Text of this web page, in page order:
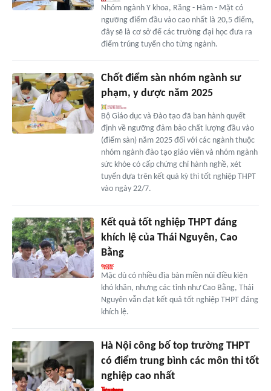
Nhóm ngành Y khoa, Răng - Hàm - Mặt có
ngưỡng điểm đầu vào cao nhất là 20,5 điểm,
đây sẽ là cơ sở để các trường đại học đưa ra
điểm trúng tuyển cho từng ngành.
Chốt điểm sàn nhóm ngành sư
phạm, y dược năm 2025
Bộ Giáo dục và Đào tạo đã ban hành quyết
định về ngưỡng đảm bảo chất lượng đầu vào
(điểm sàn) năm 2025 đối với các ngành thuộc
nhóm ngành đào tạo giáo viên và nhóm ngành
sức khỏe có cấp chứng chỉ hành nghề, xét
tuyển dựa trên kết quả kỳ thi tốt nghiệp THPT
vào ngày 22/7.
Kết quả tốt nghiệp THPT đáng
khích lệ của Thái Nguyên, Cao
Bằng
Mặc dù có nhiều địa bàn miền núi điều kiện
khó khăn, nhưng các tỉnh như Cao Bằng, Thái
Nguyên vẫn đạt kết quả tốt nghiệp THPT đáng
khích lệ.
Hà Nội công bố top trường THPT
có điểm trung bình các môn thi tốt
nghiệp cao nhất